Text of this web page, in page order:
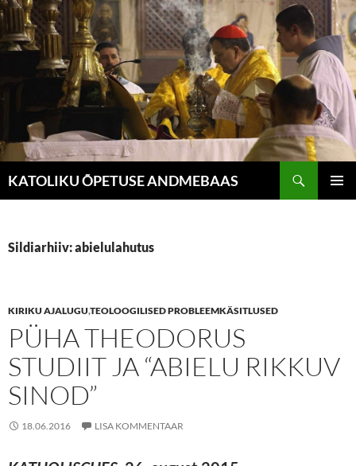
Liigu
sisu
juurde
KATOLIKU ÕPETUSE ANDMEBAAS
Sildiarhiiv: abielulahutus
KIRIKU AJALUGU,TEOLOOGILISED PROBLEEMKÄSITLUSED
PÜHA THEODORUS
STUDIIT JA “ABIELU RIKKUV
SINOD”
18.06.2016 LISA KOMMENTAAR